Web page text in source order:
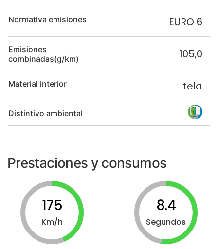
Normativa emisiones EURO 6
Emisiones
combinadas(g/km)
105,0
Material interior tela
Distintivo ambiental
Prestaciones y consumos
175
Km/h
8.4
Segundos